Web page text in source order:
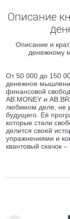
Описание
Описание и
денежному
От 50 000 до 150
денежное
финансовой
AB.MONEY и
любимом деле, не
будущего. Её
которые стали
делится своей
упражнениями и
квантовый скачок